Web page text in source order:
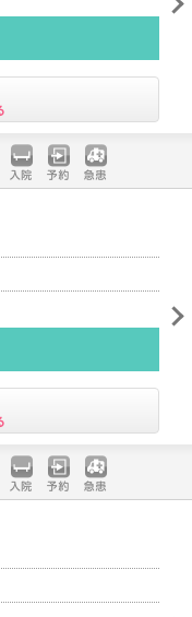
入院 予約 急患
入院 予約 急患